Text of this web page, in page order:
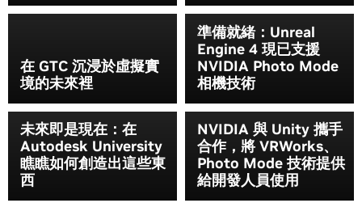
在 GTC 沉浸於虛擬實
境的未來裡
準備就緒：Unreal
Engine 4 現已支援
NVIDIA Photo Mode
相機技術
未來即是現在：在
Autodesk University
瞧瞧如何創造出這些東
西
NVIDIA 與 Unity 攜手
合作，將 VRWorks、
Photo Mode 技術提供
給開發人員使用